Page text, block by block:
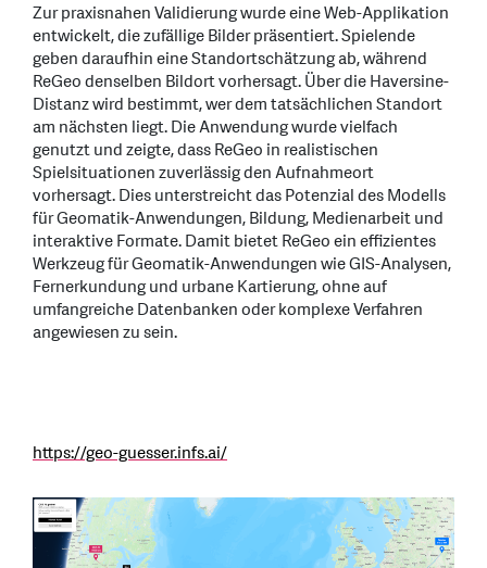
Zur praxisnahen Validierung wurde eine Web-Applikation
entwickelt, die zufällige Bilder präsentiert. Spielende
geben daraufhin eine Standortschätzung ab, während
ReGeo denselben Bildort vorhersagt. Über die Haversine-
Distanz wird bestimmt, wer dem tatsächlichen Standort
am nächsten liegt. Die Anwendung wurde vielfach
genutzt und zeigte, dass ReGeo in realistischen
Spielsituationen zuverlässig den Aufnahmeort
vorhersagt. Dies unterstreicht das Potenzial des Modells
für Geomatik-Anwendungen, Bildung, Medienarbeit und
interaktive Formate. Damit bietet ReGeo ein effizientes
Werkzeug für Geomatik-Anwendungen wie GIS-Analysen,
Fernerkundung und urbane Kartierung, ohne auf
umfangreiche Datenbanken oder komplexe Verfahren
angewiesen zu sein.
https://geo-guesser.infs.ai/